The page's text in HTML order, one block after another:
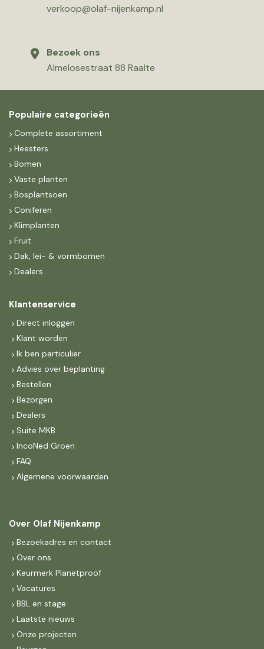
verkoop@olaf-nijenkamp.nl
Bezoek ons
Almelosestraat 88 Raalte
Populaire categorieën
Complete assortiment
Heesters
Bomen
Vaste planten
Bosplantsoen
Coniferen
Klimplanten
Fruit
Dak, lei- & vormbomen
Dealers
Klantenservice
Direct inloggen
Klant worden
Ik ben particulier
Advies over beplanting
Bestellen
Bezorgen
Dealers
Suite MKB
IncoNed Groen
FAQ
Algemene voorwaarden
Over Olaf Nijenkamp
Bezoekadres en contact
Over ons
Keurmerk Planetproof
Vacatures
BBL en stage
Laatste nieuws
Onze projecten